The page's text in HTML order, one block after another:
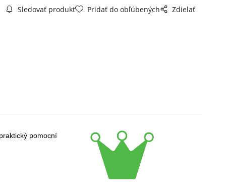
Sledovať produkt Pridať do obľúbených Zdielať
pomocník pre prácu s čokoládou,